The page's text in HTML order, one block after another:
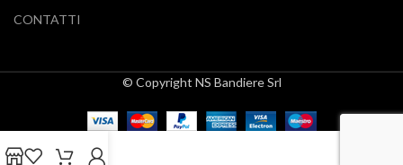
CONTATTI
© Copyright NS Bandiere Srl